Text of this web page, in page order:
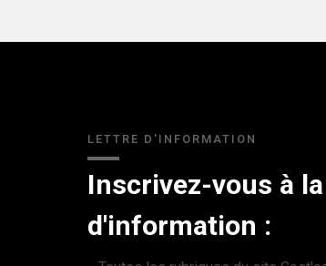
LETTRE D'INFORMATION
Inscrivez-vous à
d'information :